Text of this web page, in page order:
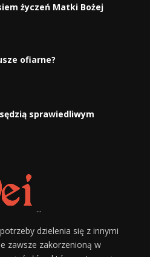
życzeń Matki Bożej
ofiarne?
sprawiedliwym
...
dzielenia się z innymi
zawsze zakorzenioną w